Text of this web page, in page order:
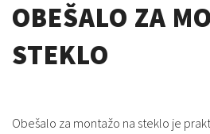
OBEŠALO ZA
STEKLO
Obešalo za montažo na steklo je